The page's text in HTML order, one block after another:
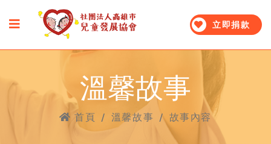
立即捐款
溫馨故事
首頁 / 溫馨故事 / 故事內容